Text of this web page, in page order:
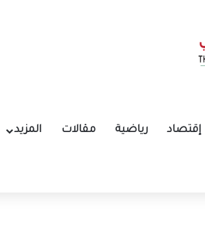
إقتصاد رياضية مقالات المزيد